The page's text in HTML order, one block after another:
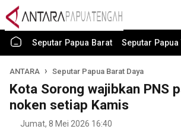
Seputar Papua Barat Seputar Papua
ANTARA Seputar Papua Barat Daya
Kota Sorong wajibkan PNS
noken setiap Kamis
Jumat, 8 Mei 2026 16:40